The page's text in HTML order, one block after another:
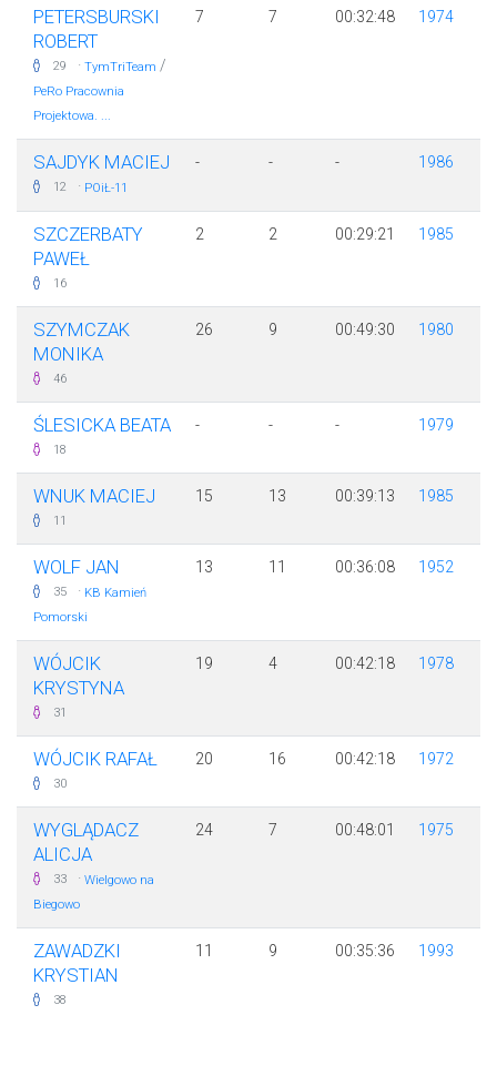
PETERSBURSKI
ROBERT
29 · TymTriTeam /
PeRo Pracownia
Projektowa. ...
7 7 00:32:48 1974
SAJDYK MACIEJ
12 · POiŁ-11
- - - 1986
SZCZERBATY
PAWEŁ
16
2 2 00:29:21 1985
SZYMCZAK
MONIKA
46
26 9 00:49:30 1980
ŚLESICKA BEATA
18
- - - 1979
WNUK MACIEJ
11
15 13 00:39:13 1985
WOLF JAN
35 · KB Kamień
Pomorski
13 11 00:36:08 1952
WÓJCIK
KRYSTYNA
31
19 4 00:42:18 1978
WÓJCIK RAFAŁ
30
20 16 00:42:18 1972
WYGLĄDACZ
ALICJA
33 · Wielgowo na
Biegowo
24 7 00:48:01 1975
ZAWADZKI
KRYSTIAN
38
11 9 00:35:36 1993